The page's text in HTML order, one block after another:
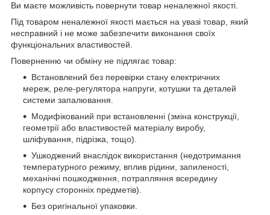
Ви маєте можливість повернути товар неналежної якості.
Під товаром неналежної якості мається на увазі товар, який
несправний і не може забезпечити виконання своїх
функціональних властивостей.
Поверненню чи обміну не підлягає товар:
Встановлений без перевірки стану електричних
мереж, реле-регулято­ра напруги, котушки та деталей
системи запалювання.
Модифікований при встановленні (зміна конструкції,
геометрії або властивостей матеріалу виробу,
шліфування, підрізка, тощо).
Ушкоджений внаслідок використання (недотримання
температурного режиму, вплив рідини, запиленості,
механічні пошкодження, потрапляння всередину
корпусу сторонніх предметів).
Без оригінальної упаковки.